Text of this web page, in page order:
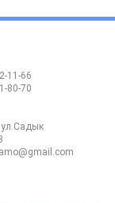
11-66
80-70
ул.Садык